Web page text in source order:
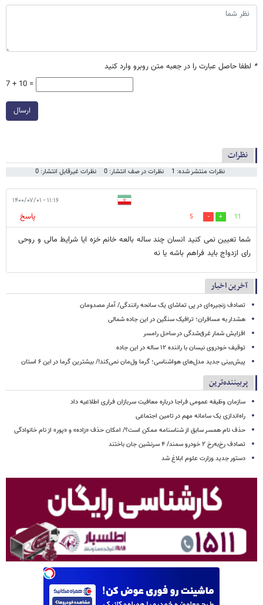
* لطفا حاصل عبارت را در جعبه متن روبرو وارد کنید
7 + 10 =
ارسال
نظرات
نظرات منتشر شده: 1 نظرات در صف انتشار: 0 نظرات غیرقابل انتشار: 0
۱۱:۱۶ - ۱۴۰۰/۰۷/۰۱
11
5
پاسخ
شما تعیین نمی کنید انسان چند ساله بالعه خانم خزه ایا شرایط مالی و روحی
رای ازدواج باید فراهم باشه یا نه
آخرین اخبار
تصادف زنجیره‌ای در پی تماشای یک سانحه رانندگی/ آمار مصدومان
هشدار به مسافران؛ ترافیک سنگین در این جاده شمالی
افزایش شمار غرق‌شدگی در ساحل رامسر
توقیف خودروی نیسان با راننده ۱۲ ساله در این جاده
پیش‌بینی جدید مدل‌های هواشناسی؛ گرما ول‌مان نمی‌کند!/ بیشترین گرما در این ۶ استان
پربیننده‌ترین
سازمان وظیفه عمومی فراجا درباره معافیت سربازان فراری اطلاعیه داد
راه‌اندازی یک سامانه مهم در تامین اجتماعی
حذف نام همسر سابق از شناسنامه ممکن است؟/ امکان حذف «زاده» و «پور» از نام خانوادگی
تصادف رخ‌به‌رخ ۲ خودرو سمند/ ۴ سرنشین جان باختند
دستور جدید وزارت علوم ابلاغ شد